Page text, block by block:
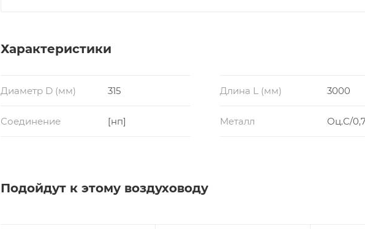
Характеристики
Диаметр D (мм) 315 Длина L (мм) 3000
Соединение [нп] Металл Оц.С/
Подойдут к этому воздуховоду